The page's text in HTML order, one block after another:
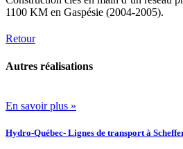
1100 KM en Gaspésie (2004-2005).
Retour
Autres réalisations
En savoir plus »
Hydro-Québec- Lignes de transport à